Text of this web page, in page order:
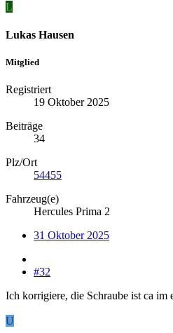
L
Lukas Hausen
Mitglied
Registriert
19 Oktober 2025
Beiträge
34
Plz/Ort
54455
Fahrzeug(e)
Hercules Prima 2
31 Oktober 2025
#32
Ich korrigiere, die Schraube ist ca
U